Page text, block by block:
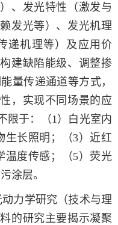
、发光特性（激发与
发光等）、发光机理
递机理等） 及应用价
建缺陷能级、调整掺
量传递通道等方式，
，实现不同场景的应
限于 ：
（1）白光室内
生长照明；（3）近红
温度传感；（5）荧光
涂层。
力学研究（技术与理
的研究主要揭示凝聚